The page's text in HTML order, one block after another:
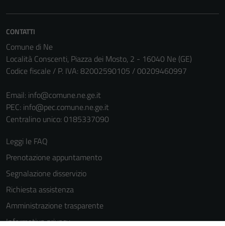
CONTATTI
Comune di Ne
Località Conscenti, Piazza dei Mosto, 2 - 16040 Ne (GE)
Codice fiscale / P. IVA: 82002590105 / 00209460997
Email: info@comune.ne.ge.it
PEC: info@pec.comune.ne.ge.it
Centralino unico: 0185337090
Leggi le FAQ
Prenotazione appuntamento
Segnalazione disservizio
Richiesta assistenza
Amministrazione trasparente
Informativa privacy
non raccolgono